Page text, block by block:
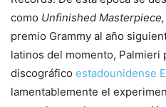
como Unfinished Masterpiece,
premio Grammy al año
latinos del momento,
discográfico estadounidense
lamentablemente el